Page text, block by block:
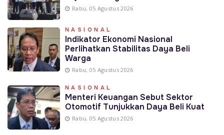
Rabu, 05 Agustus 2026
NASIONAL
Indikator Ekonomi Nasional
Perlihatkan Stabilitas Daya Beli
Warga
Rabu, 05 Agustus 2026
NASIONAL
Menteri Keuangan Sebut Sektor
Otomotif Tunjukkan Daya Beli Kuat
Rabu, 05 Agustus 2026